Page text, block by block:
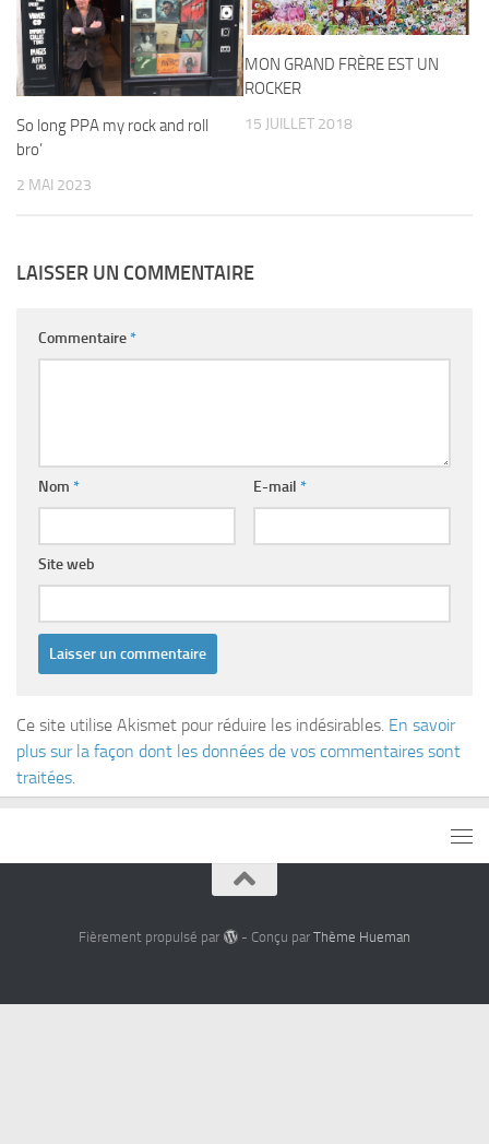
So long PPA my rock and roll
bro’
2 MAI 2023
MON GRAND FRÈRE EST UN
ROCKER
15 JUILLET 2018
LAISSER UN COMMENTAIRE
Commentaire*
Nom * E-mail *
Site web
Ce site utilise Akismet pour réduire les indésirables. En savoir
plus sur la façon dont les données de vos commentaires sont
traitées.
Fièrement propulsé par - Conçu par Thème Hueman